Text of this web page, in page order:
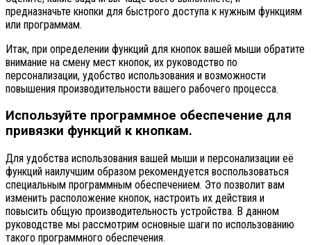
предназначьте кнопки для быстрого доступа к нужным функциям
или программам.
Итак, при определении функций для кнопок вашей мыши обратите
внимание на смену мест кнопок, их руководство по
персонализации, удобство использования и возможности
повышения производительности вашего рабочего процесса.
Используйте программное обеспечение для
привязки функций к кнопкам.
Для удобства использования вашей мыши и персонализации её
функций наилучшим образом рекомендуется воспользоваться
специальным программным обеспечением. Это позволит вам
изменить расположение кнопок, настроить их действия и
повысить общую производительность устройства. В данном
руководстве мы рассмотрим основные шаги по использованию
такого программного обеспечения.